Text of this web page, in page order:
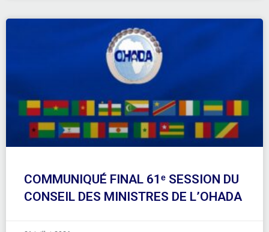
COMMUNIQUÉ FINAL 61ᵉ SESSION DU
CONSEIL DES MINISTRES DE L’OHADA